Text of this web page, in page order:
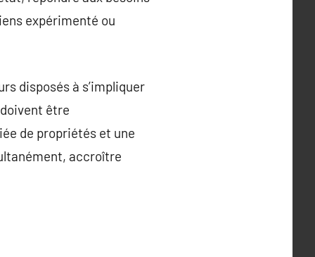
expérimenté ou
disposés à s’impliquer
être
de propriétés et une
accroître